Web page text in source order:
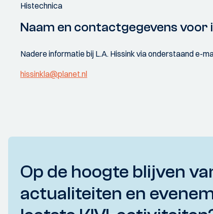
Histechnica
Naam en contactgegevens
Nadere informatie bij L.A. Hissink via onderstaand e-
hissinkla@planet.nl
Op de hoogte blijven
actualiteiten en